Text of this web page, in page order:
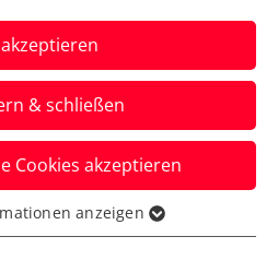
& schließen
Cookies akzeptieren
für grundlegende
anzeigen